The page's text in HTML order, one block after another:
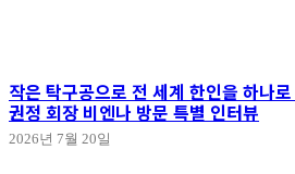
작은 탁구공으로 전 세계 한인을 하나
권정 회장 비엔나 방문 특별 인터뷰
2026년 7월 20일